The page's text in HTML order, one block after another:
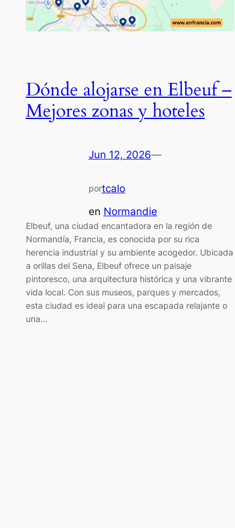
Dónde alojarse en Elbeuf –
Mejores zonas y hoteles
Jun 12, 2026—
portcalo
en Normandie
Elbeuf, una ciudad encantadora en la región de
Normandía, Francia, es conocida por su rica
herencia industrial y su ambiente acogedor. Ubicada
a orillas del Sena, Elbeuf ofrece un paisaje
pintoresco, una arquitectura histórica y una vibrante
vida local. Con sus museos, parques y mercados,
esta ciudad es ideal para una escapada relajante o
una…